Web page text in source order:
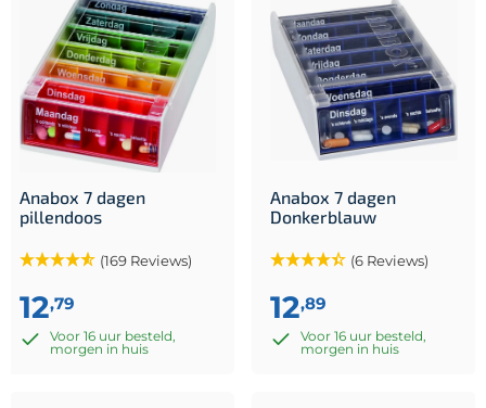
Anabox 7 dagen
pillendoos
(169 Reviews)
12,79
Voor 16 uur besteld,
morgen in huis
Anabox 7 dagen
Donkerblauw
(6 Reviews)
12,89
Voor 16 uur besteld,
morgen in huis